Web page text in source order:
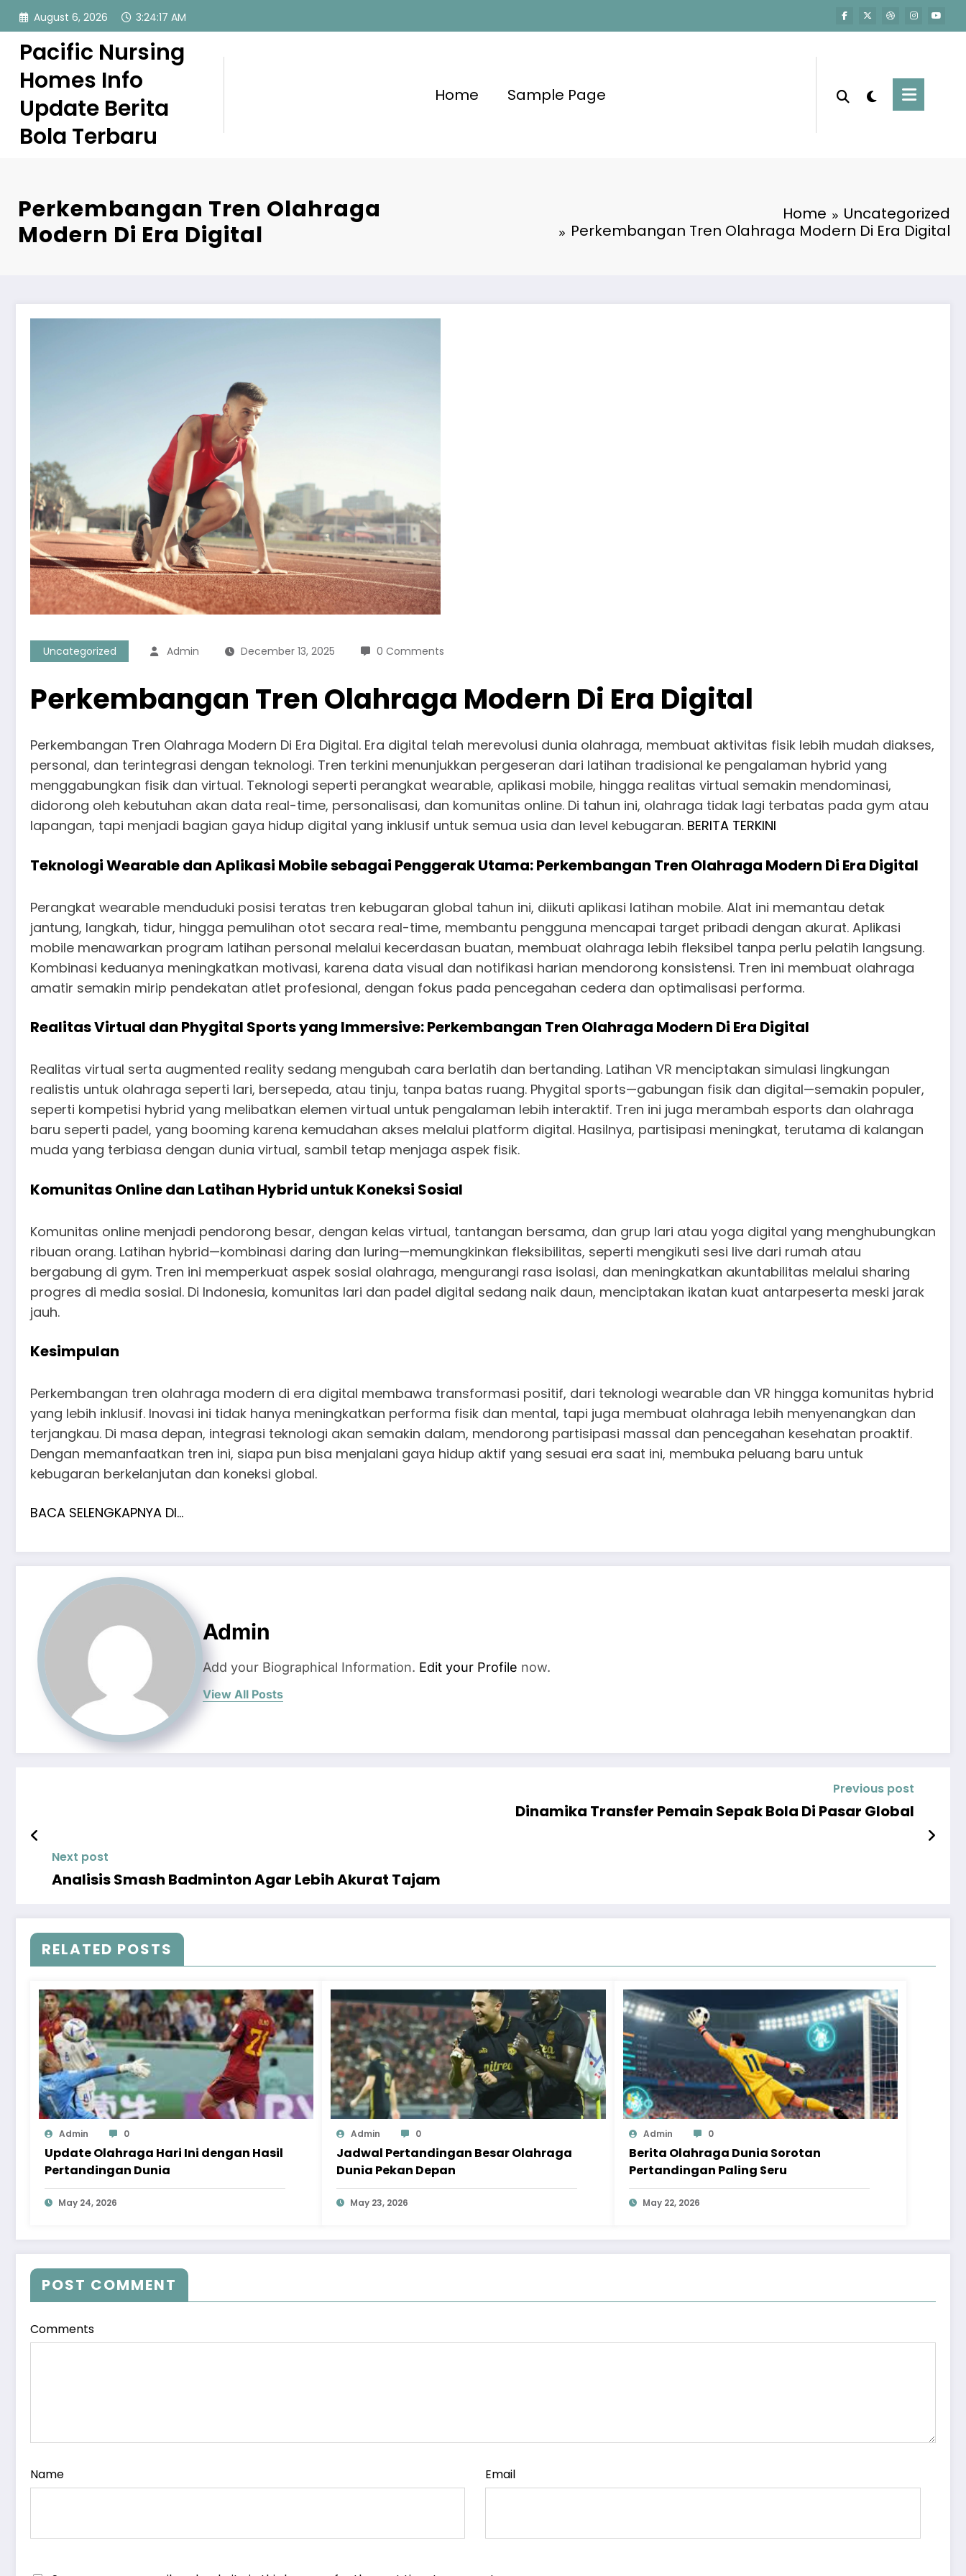
Skip
content
August 6, 2026 3:24:18 AM
Pacific Nursing
Homes Info
Update Berita
Bola Terbaru
Home Sample Page
Perkembangan Tren Olahraga
Modern Di Era Digital
Home
Uncategorized
Perkembangan Tren Olahraga Modern Di Era Digital
Uncategorized Admin December 13, 2025 0 Comments
Perkembangan Tren Olahraga Modern Di Era Digital
Perkembangan Tren Olahraga Modern Di Era Digital. Era digital telah merevolusi dunia olahraga, membuat aktivitas fisik lebih mudah diakses,
personal, dan terintegrasi dengan teknologi. Tren terkini menunjukkan pergeseran dari latihan tradisional ke pengalaman hybrid yang
menggabungkan fisik dan virtual. Teknologi seperti perangkat wearable, aplikasi mobile, hingga realitas virtual semakin mendominasi,
didorong oleh kebutuhan akan data real-time, personalisasi, dan komunitas online. Di tahun ini, olahraga tidak lagi terbatas pada gym atau
lapangan, tapi menjadi bagian gaya hidup digital yang inklusif untuk semua usia dan level kebugaran. BERITA TERKINI
Teknologi Wearable dan Aplikasi Mobile sebagai Penggerak Utama: Perkembangan Tren Olahraga Modern Di Era Digital
Perangkat wearable menduduki posisi teratas tren kebugaran global tahun ini, diikuti aplikasi latihan mobile. Alat ini memantau detak
jantung, langkah, tidur, hingga pemulihan otot secara real-time, membantu pengguna mencapai target pribadi dengan akurat. Aplikasi
mobile menawarkan program latihan personal melalui kecerdasan buatan, membuat olahraga lebih fleksibel tanpa perlu pelatih langsung.
Kombinasi keduanya meningkatkan motivasi, karena data visual dan notifikasi harian mendorong konsistensi. Tren ini membuat olahraga
amatir semakin mirip pendekatan atlet profesional, dengan fokus pada pencegahan cedera dan optimalisasi performa.
Realitas Virtual dan Phygital Sports yang Immersive: Perkembangan Tren Olahraga Modern Di Era Digital
Realitas virtual serta augmented reality sedang mengubah cara berlatih dan bertanding. Latihan VR menciptakan simulasi lingkungan
realistis untuk olahraga seperti lari, bersepeda, atau tinju, tanpa batas ruang. Phygital sports—gabungan fisik dan digital—semakin populer,
seperti kompetisi hybrid yang melibatkan elemen virtual untuk pengalaman lebih interaktif. Tren ini juga merambah esports dan olahraga
baru seperti padel, yang booming karena kemudahan akses melalui platform digital. Hasilnya, partisipasi meningkat, terutama di kalangan
muda yang terbiasa dengan dunia virtual, sambil tetap menjaga aspek fisik.
Komunitas Online dan Latihan Hybrid untuk Koneksi Sosial
Komunitas online menjadi pendorong besar, dengan kelas virtual, tantangan bersama, dan grup lari atau yoga digital yang menghubungkan
ribuan orang. Latihan hybrid—kombinasi daring dan luring—memungkinkan fleksibilitas, seperti mengikuti sesi live dari rumah atau
bergabung di gym. Tren ini memperkuat aspek sosial olahraga, mengurangi rasa isolasi, dan meningkatkan akuntabilitas melalui sharing
progres di media sosial. Di Indonesia, komunitas lari dan padel digital sedang naik daun, menciptakan ikatan kuat antarpeserta meski jarak
jauh.
Kesimpulan
Perkembangan tren olahraga modern di era digital membawa transformasi positif, dari teknologi wearable dan VR hingga komunitas hybrid
yang lebih inklusif. Inovasi ini tidak hanya meningkatkan performa fisik dan mental, tapi juga membuat olahraga lebih menyenangkan dan
terjangkau. Di masa depan, integrasi teknologi akan semakin dalam, mendorong partisipasi massal dan pencegahan kesehatan proaktif.
Dengan memanfaatkan tren ini, siapa pun bisa menjalani gaya hidup aktif yang sesuai era saat ini, membuka peluang baru untuk
kebugaran berkelanjutan dan koneksi global.
BACA SELENGKAPNYA DI…
Admin
Add your Biographical Information. Edit your Profile now.
View All Posts
Previous post
Dinamika Transfer Pemain Sepak Bola Di Pasar Global
Next post
Analisis Smash Badminton Agar Lebih Akurat Tajam
RELATED POSTS
Admin 0
Update Olahraga Hari Ini dengan Hasil
Pertandingan Dunia
May 24, 2026
Admin 0
Jadwal Pertandingan Besar Olahraga
Dunia Pekan Depan
May 23, 2026
Admin 0
Berita Olahraga Dunia Sorotan
Pertandingan Paling Seru
May 22, 2026
POST COMMENT
Comments
Name Email